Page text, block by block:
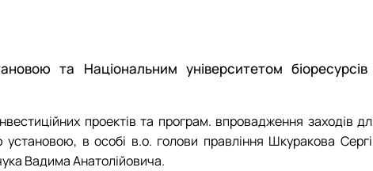
«Публічне управлін…
та Національним університетом біоресурсів
проектів та програм. впровадження заходів
в особі в.о. голови правління Шкуракова
Вадима Анатолійовича.